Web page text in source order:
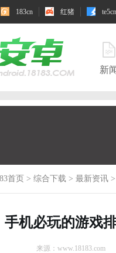
183cn 红猪 te5cn
新
首页 > 综合下载 > 最新资讯 >
手机必玩的游戏
来源：www.18183.com